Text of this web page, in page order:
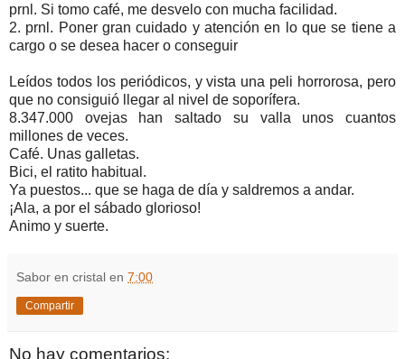
prnl. Si tomo café, me desvelo con mucha facilidad.
2. prnl. Poner gran cuidado y atención en lo que se tiene a
cargo o se desea hacer o conseguir
Leídos todos los periódicos, y vista una peli horrorosa, pero
que no consiguió llegar al nivel de soporífera.
8.347.000 ovejas han saltado su valla unos cuantos
millones de veces.
Café. Unas galletas.
Bici, el ratito habitual.
Ya puestos... que se haga de día y saldremos a andar.
¡Ala, a por el sábado glorioso!
Animo y suerte.
Sabor en cristal en 7:00
Compartir
No hay comentarios: